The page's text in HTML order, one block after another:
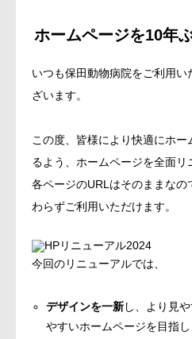
ホームページを10年
いつも保田動物病院をご利用
ざいます。
この度、皆様により快適にホ
るよう、ホームページを全面リ
各ページのURLはそのままな
わらずご利用いただけます。
今回のリニューアルでは、
デザインを一新し、より見
やすいホームページを目指し
獣医師スケジュール
治療方法紹介
アクセス
リクルート